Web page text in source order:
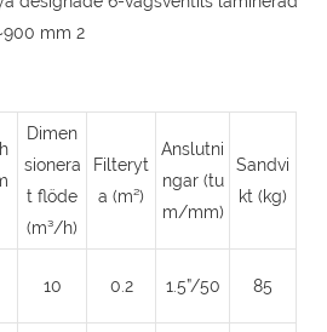
Dimen
sionera
t flöde
(m³/h)
Filteryt
a (m²)
Anslutni
ngar (tu
m/mm)
Sandvi
kt (kg)
10 0.2 1.5”/50 85